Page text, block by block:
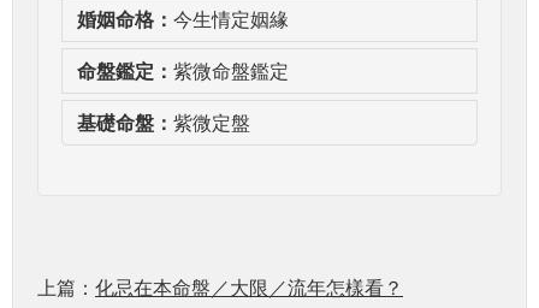
婚姻命格： 今生情定姻緣
命盤鑑定： 紫微命盤鑑定
基礎命盤： 紫微定盤
上篇： 化忌在本命盤／大限／流年怎樣看？